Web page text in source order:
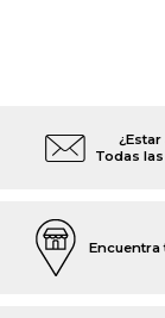
Todas
Encuentra